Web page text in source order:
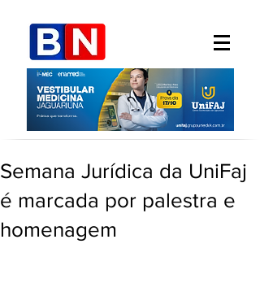
Semana Jurídica da UniFaj
é marcada por palestra e
homenagem